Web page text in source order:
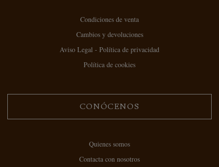
Condiciones de venta
Cambios y devoluciones
Aviso Legal - Política de privacidad
Política de cookies
CONÓCENOS
Quienes somos
Contacta con nosotros